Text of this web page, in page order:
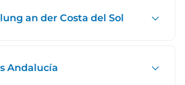
an der Costa del Sol
Andalucía